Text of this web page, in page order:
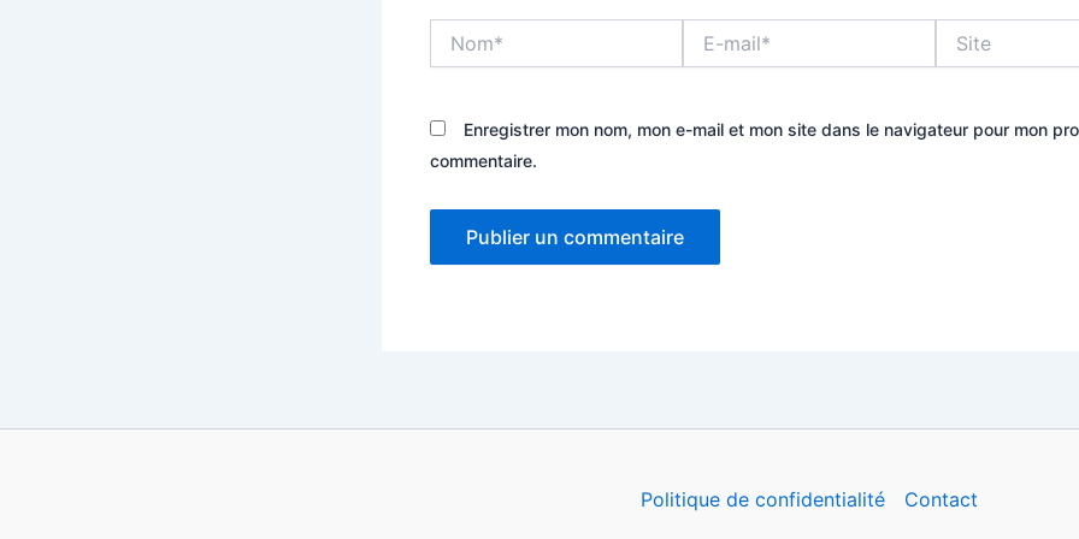
mail*
Enregistrer mon nom, mon e-mail et mon site dans le navigateur pour mon
commentaire.
Politique de confidentialité Contact